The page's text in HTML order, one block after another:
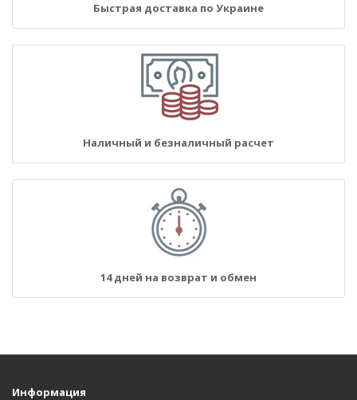
Быстрая доставка по Украине
Наличный и безналичный расчет
14 дней на возврат и обмен
Информация